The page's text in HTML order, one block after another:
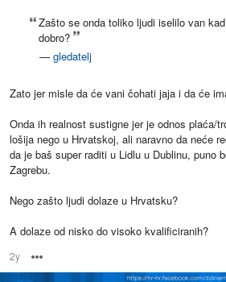
Zašto se onda toliko ljudi iselilo van
dobro?
— gledatelj
Zato jer misle da će vani čohati jaja i da će
Onda ih realnost sustigne jer je odnos plaća/
lošija nego u Hrvatskoj, ali naravno da neće
da je baš super raditi u Lidlu u Dublinu, puno
Zagrebu.
Nego zašto ljudi dolaze u Hrvatsku?
A dolaze od nisko do visoko kvalificiranih?
2y